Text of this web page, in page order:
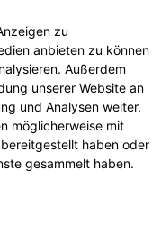
zu
anbieten zu können
Außerdem
unserer Website an
und Analysen weiter.
möglicherweise mit
haben oder
gesammelt haben.